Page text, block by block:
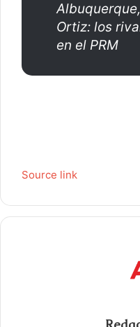
Ortiz: los
en el PRM
Source link